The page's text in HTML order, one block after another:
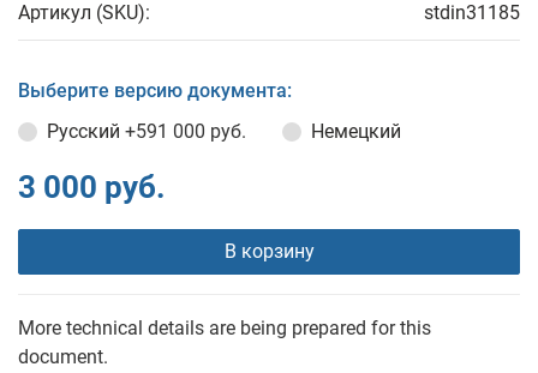
Артикул (SKU): stdin31185
Выберите версию документа:
Русский +591 000 руб. Немецкий
3 000 руб.
В корзину
More technical details are being prepared for this
document.